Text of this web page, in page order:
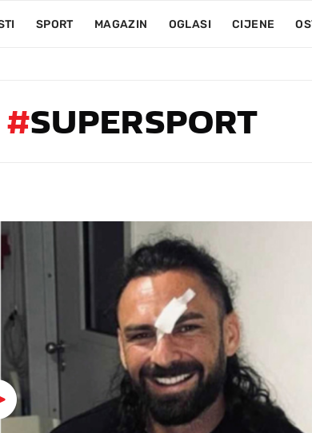
SPORT MAGAZIN OGLASI CIJENE
#SUPERSPORT